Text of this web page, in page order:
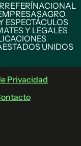
REFERÍNACIONAL
AGRO
ESPECTÁCULOS
Y LEGALES
ESTADOS UNIDOS
Privacidad